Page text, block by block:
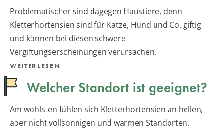
Problematischer sind dagegen Haustiere, denn
Kletterhortensien sind für Katze, Hund und Co. giftig
und können bei diesen schwere
Vergiftungserscheinungen verursachen.
WEITERLESEN
Welcher Standort ist geeignet?
Am wohlsten fühlen sich Kletterhortensien an hellen,
aber nicht vollsonnigen und warmen Standorten.